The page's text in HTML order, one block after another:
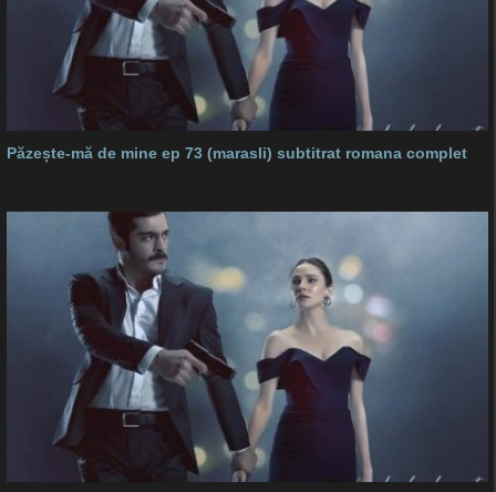
Păzește-mă de mine ep 73 (marasli) subtitrat romana complet